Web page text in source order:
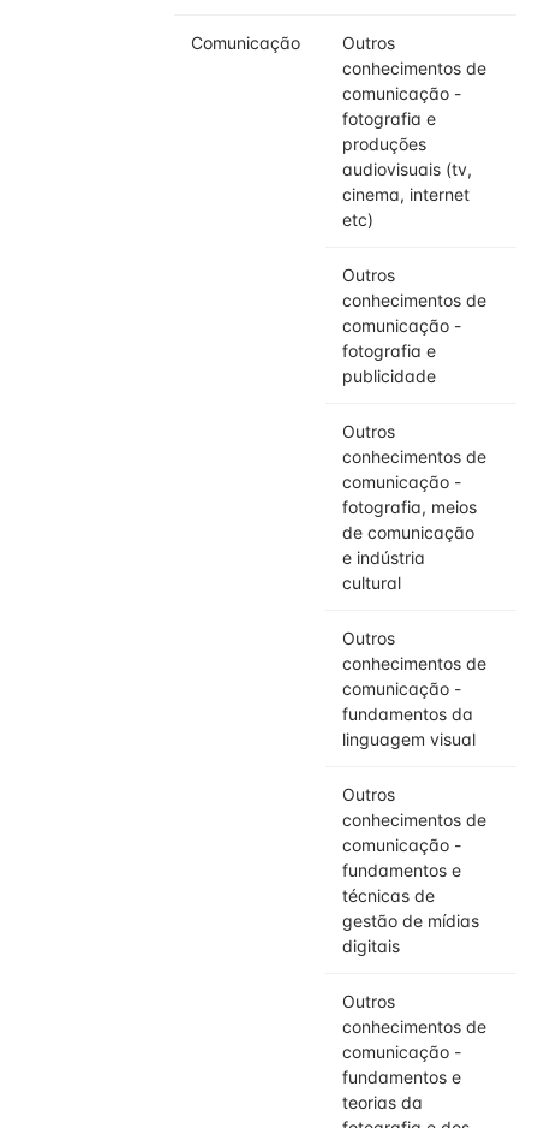
Comunicação
Outros
conhecimentos de
comunicação -
fotografia e
produções
audiovisuais (tv,
cinema, internet
etc)
Outros
conhecimentos de
comunicação -
fotografia e
publicidade
Outros
conhecimentos de
comunicação -
fotografia, meios
de comunicação
e indústria
cultural
Outros
conhecimentos de
comunicação -
fundamentos da
linguagem visual
Outros
conhecimentos de
comunicação -
fundamentos e
técnicas de
gestão de mídias
digitais
Outros
conhecimentos de
comunicação -
fundamentos e
teorias da